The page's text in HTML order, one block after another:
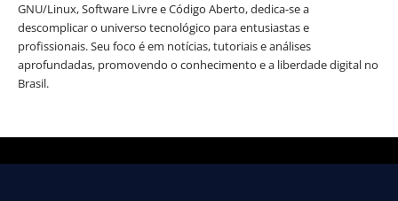
GNU/Linux, Software Livre e Código Aberto, dedica-se a
descomplicar o universo tecnológico para entusiastas e
profissionais. Seu foco é em notícias, tutoriais e análises
aprofundadas, promovendo o conhecimento e a liberdade digital no
Brasil.